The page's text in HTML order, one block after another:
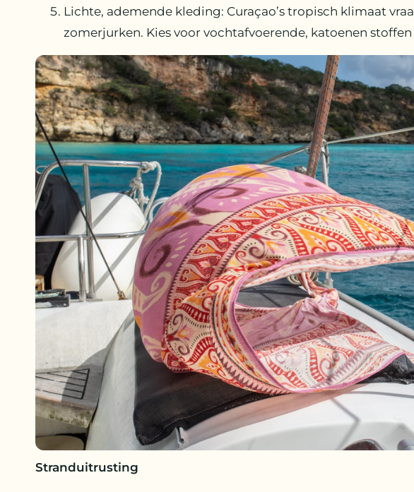
Lichte, ademende kleding: Curaçao’s tropisch klimaat
zomerjurken. Kies voor vochtafvoerende, katoenen
Stranduitrusting